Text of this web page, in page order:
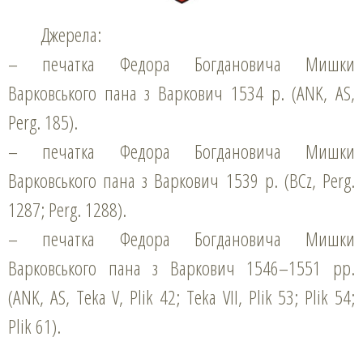
Джерела:
– печатка Федора Богдановича Мишки
Варковського пана з Варкович 1534 р. (ANK, AS,
Perg. 185).
– печатка Федора Богдановича Мишки
Варковського пана з Варкович 1539 р. (BCz, Perg.
1287; Perg. 1288).
– печатка Федора Богдановича Мишки
Варковського пана з Варкович 1546–1551 рр.
(ANK, AS, Teka V, Plik 42; Teka VІІ, Plik 53; Plik 54;
Plik 61).